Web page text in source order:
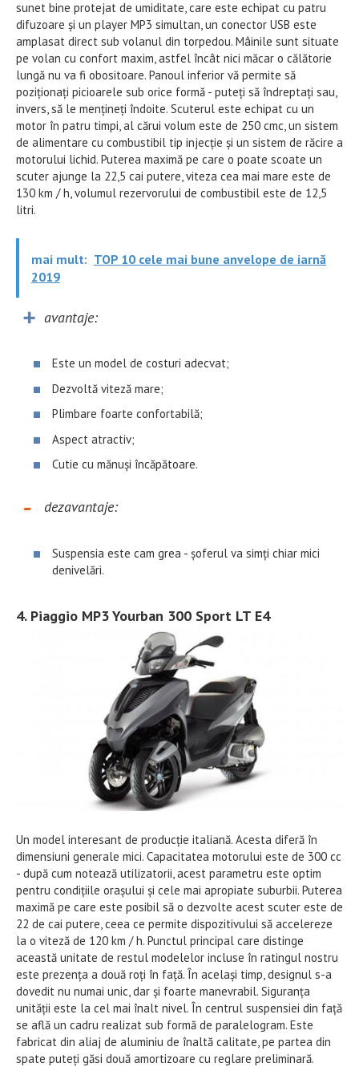
sunet bine protejat de umiditate, care este echipat cu patru
difuzoare și un player MP3 simultan, un conector USB este
amplasat direct sub volanul din torpedou. Mâinile sunt situate
pe volan cu confort maxim, astfel încât nici măcar o călătorie
lungă nu va fi obositoare. Panoul inferior vă permite să
poziționați picioarele sub orice formă - puteți să îndreptați sau,
invers, să le mențineți îndoite. Scuterul este echipat cu un
motor în patru timpi, al cărui volum este de 250 cmc, un sistem
de alimentare cu combustibil tip injecție și un sistem de răcire a
motorului lichid. Puterea maximă pe care o poate scoate un
scuter ajunge la 22,5 cai putere, viteza cea mai mare este de
130 km / h, volumul rezervorului de combustibil este de 12,5
litri.
mai mult: TOP 10 cele mai bune anvelope de iarnă
2019
avantaje:
Este un model de costuri adecvat;
Dezvoltă viteză mare;
Plimbare foarte confortabilă;
Aspect atractiv;
Cutie cu mănuși încăpătoare.
dezavantaje:
Suspensia este cam grea - șoferul va simți chiar mici
denivelări.
4. Piaggio MP3 Yourban 300 Sport LT E4
Un model interesant de producție italiană. Acesta diferă în
dimensiuni generale mici. Capacitatea motorului este de 300 cc
- după cum notează utilizatorii, acest parametru este optim
pentru condițiile orașului și cele mai apropiate suburbii. Puterea
maximă pe care este posibil să o dezvolte acest scuter este de
22 de cai putere, ceea ce permite dispozitivului să accelereze
la o viteză de 120 km / h. Punctul principal care distinge
această unitate de restul modelelor incluse în ratingul nostru
este prezența a două roți în față. În același timp, designul s-a
dovedit nu numai unic, dar și foarte manevrabil. Siguranța
unității este la cel mai înalt nivel. În centrul suspensiei din față
se află un cadru realizat sub formă de paralelogram. Este
fabricat din aliaj de aluminiu de înaltă calitate, pe partea din
spate puteți găsi două amortizoare cu reglare preliminară.